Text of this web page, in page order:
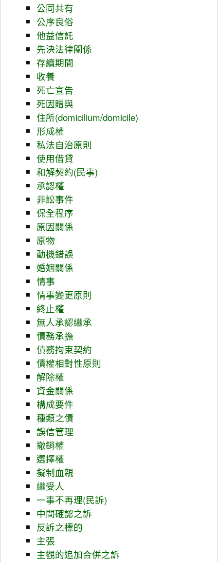
公同共有
公序良俗
他益信託
先決法律關係
存續期間
收養
死亡宣告
死因贈與
住所(domicilium/domicile)
形成權
私法自治原則
使用借貸
和解契約(民事)
承認權
非訟事件
保全程序
原因關係
原物
動機錯誤
婚姻關係
情事
情事變更原則
終止權
無人承認繼承
債務承擔
債務拘束契約
債權相對性原則
解除權
資金關係
構成要件
種類之債
誤信管理
撤銷權
選擇權
擬制血親
繼受人
一事不再理(民訴)
中間確認之訴
反訴之標的
主張
主觀的追加合併之訴